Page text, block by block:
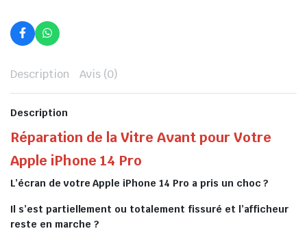
Description Avis (0)
Description
Réparation de la Vitre Avant pour Votre
Apple iPhone 14 Pro
L’écran de votre Apple iPhone 14 Pro a pris un choc ?
Il s’est partiellement ou totalement fissuré et l’afficheur
reste en marche ?